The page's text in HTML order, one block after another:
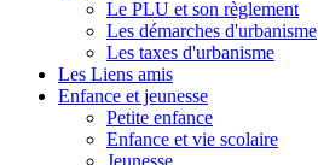
Le PLU et son règlement
Les démarches d'urbanisme
Les taxes d'urbanisme
Les Liens amis
Enfance et jeunesse
Petite enfance
Enfance et vie scolaire
Jeunesse